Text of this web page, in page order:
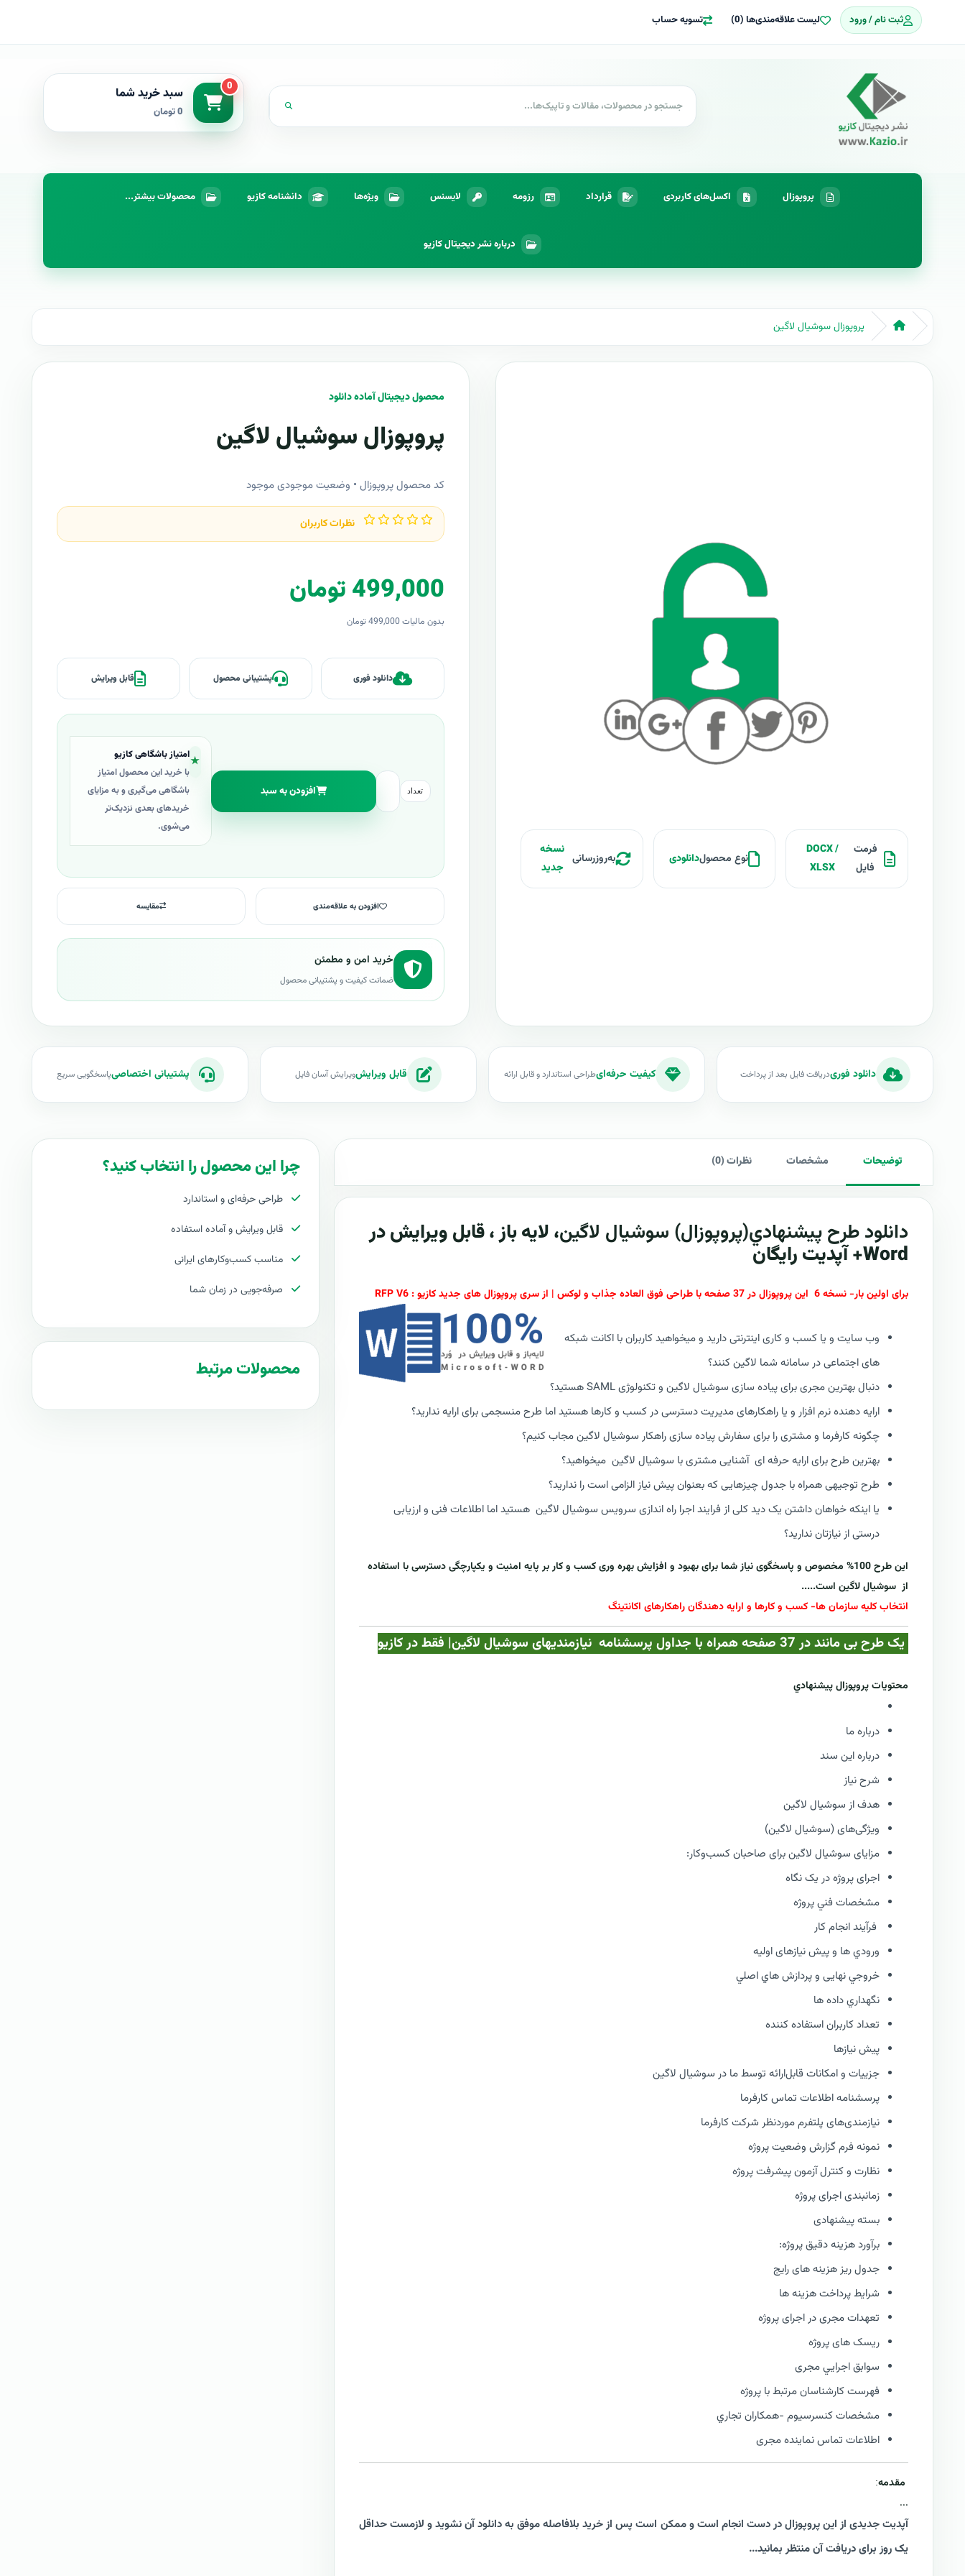
ثبت نام / ورود لیست علاقه‌مندی‌ها (0) تسویه حساب
0 سبد خرید شما
0 تومان
پروپوزال اکسل‌های کاربردی قرارداد رزومه لایسنس ویژه‌ها دانشنامه کازیو محصولات بیشتر...
درباره نشر دیجیتال کازیو
پروپوزال سوشیال لاگین
محصول دیجیتال آماده دانلود
پروپوزال سوشیال لاگین
کد محصول پروپوزال • وضعیت موجودی موجود
نظرات کاربران
499,000 تومان
بدون مالیات 499,000 تومان
دانلود فوری پشتیبانی محصول قابل ویرایش
تعداد افزودن به سبد
★امتیاز باشگاهی کازیو
با خرید این محصول امتیاز
باشگاهی می‌گیری و به مزایای
خریدهای بعدی نزدیک‌تر
می‌شوی.
افزودن به علاقه‌مندی مقایسه
خرید امن و مطمئن
ضمانت کیفیت و پشتیبانی محصول
فرمت
فایل
DOCX /
XLSX
نوع محصولدانلودی به‌روزرسانی
نسخه
جدید
دانلود فوریدریافت فایل بعد از پرداخت کیفیت حرفه‌ایطراحی استاندارد و قابل ارائه قابل ویرایشویرایش آسان فایل پشتیبانی اختصاصیپاسخگویی سریع
توضیحات مشخصات نظرات (0)
دانلود طرح پيشنهادي(پروپوزال) سوشیال لاگین، لایه باز ، قابل ویرایش در
Word+ آپدیت رایگان
برای اولین بار- نسخه 6 این پروپوزال در 37 صفحه با طراحی فوق العاده جذاب و لوکس | از سری پروپوزال های جدید کازیو : RFP V6
وب سایت و یا کسب و کاری اینترنتی دارید و میخواهید کاربران با اکانت شبکه
های اجتماعی در سامانه شما لاگین کنند؟
دنبال بهترین مجری برای پیاده سازی سوشیال لاگین و تکنولوژی SAML هستید؟
ارایه دهنده نرم افزار و یا راهکارهای مدیریت دسترسی در کسب و کارها هستید اما طرح منسجمی برای ارایه ندارید؟
چگونه کارفرما و مشتری را برای سفارش پیاده سازی راهکار سوشیال لاگین مجاب کنیم؟
بهترین طرح برای ارایه حرفه ای آشنایی مشتری با سوشیال لاگین میخواهید؟
طرح توجیهی همراه با جدول چیزهایی که بعنوان پیش نیاز الزامی است را ندارید؟
یا اینکه خواهان داشتن یک دید کلی از فرایند اجرا راه اندازی سرویس سوشیال لاگین هستید اما اطلاعات فنی و ارزیابی
درستی از نیازتان ندارید؟
این طرح 100% مخصوص و پاسخگوی نیاز شما برای بهبود و افزایش بهره وری کسب و کار بر پایه امنیت و یکپارچگی دسترسی با استفاده
از سوشیال لاگین است.....
انتخاب کلیه سازمان ها- کسب و کارها و ارایه دهندگان راهکارهای اکانتینگ
یک طرح بی مانند در 37 صفحه همراه با جداول پرسشنامه نیازمندیهای سوشیال لاگین| فقط در کازيو
محتويات پروپوزال پيشنهادي
درباره ما
درباره این سند
شرح نیاز
هدف از سوشیال لاگین
ویژگی‌های (سوشیال لاگین)
مزایای سوشیال لاگین برای صاحبان کسب‌وکار:
اجرای پروژه در یک نگاه
مشخصات فني پروژه
فرآيند انجام کار
ورودي ها و پیش نیازهای اولیه
خروجي نهایی و پردازش هاي اصلي
نگهداري داده ها
تعداد کاربران استفاده کننده
پیش نیازها
جزییات و امکانات قابل‌ارائه توسط ما در سوشیال لاگین
پرسشنامه اطلاعات تماس کارفرما
نیازمندی‌های پلتفرم موردنظر شرکت کارفرما
نمونه فرم گزارش وضعيت پروژه
نظارت و كنترل آزمون پیشرفت پروژه
زمانبندی اجرای پروژه
بسته پیشنهادی
برآورد هزینه دقیق پروژه:
جدول ریز هزینه های رایج
شرایط پرداخت هزینه ها
تعهدات مجری در اجرای پروژه
ریسک های پروژه
سوابق اجرايي مجری
فهرست كارشناسان مرتبط با پروژه
مشخصات كنسرسيوم -همكاران تجاري
اطلاعات تماس نماینده مجری
مقدمه:
...
آپدیت جدیدی از این پروپوزال در دست انجام است و ممکن است پس از خرید بلافاصله موفق به دانلود آن نشوید و لازمست حداقل
یک روز برای دریافت آن منتظر بمانید...
چرا این محصول را انتخاب کنید؟
طراحی حرفه‌ای و استاندارد
قابل ویرایش و آماده استفاده
مناسب کسب‌وکارهای ایرانی
صرفه‌جویی در زمان شما
محصولات مرتبط